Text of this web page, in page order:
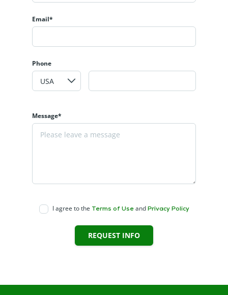
Email*
Phone
Message*
I agree to the Terms of Useand Privacy Policy
REQUEST INFO